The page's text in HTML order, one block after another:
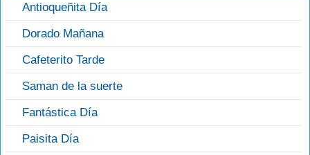
Antioqueñita Día
Dorado Mañana
Cafeterito Tarde
Saman de la suerte
Fantástica Día
Paisita Día